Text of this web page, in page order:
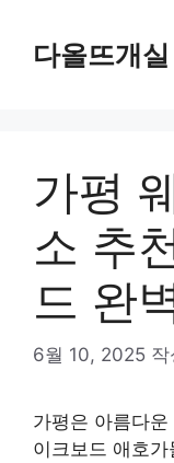
다올뜨개실
가평
소 추
드 완
6월 10, 2025 작
가평은 아름다
이크보드 애호